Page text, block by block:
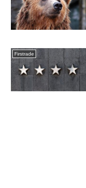
Firstrade